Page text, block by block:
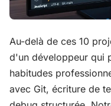
Au-delà de ces 10
d'un développeur qui
habitudes
avec Git, écriture de